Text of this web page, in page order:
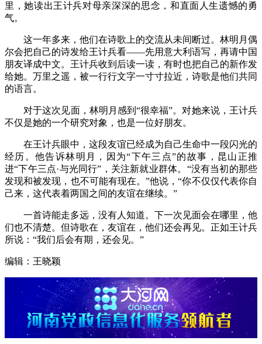
里，她读出王计兵对母亲深深的思念，和直面人生遗憾的勇
气。
这一年多来，他们在诗歌上的交流从未间断过。林明月偶
尔会把自己的诗发给王计兵看——先用意大利语写，再请中国
朋友译成中文。王计兵收到后读一读，有时也把自己的新作发
给她。万里之遥，被一行行文字一寸寸拉近，诗歌是他们共同
的语言。
对于这次见面，林明月感到“很幸福”。对她来说，王计兵
不仅是她的一个研究对象，也是一位好朋友。
在王计兵眼中，这段友谊已经成为自己生命中一段闪光的
经历。他告诉林明月，因为“下午三点”的故事，昆山正推
进“下午三点·与光同行”，关注新就业群体。“没有当初的那些
发现和被发现，也不可能有现在。”他说，“你不仅仅代表你自
己来，这代表着两国之间的友谊在继续。”
一首诗能走多远，没有人知道。下一次见面会在哪里，他
们也不清楚。但诗歌在，友谊在，他们还会再见。正如王计兵
所说：“我们后会有期，还会见。”
编辑：王晓颖